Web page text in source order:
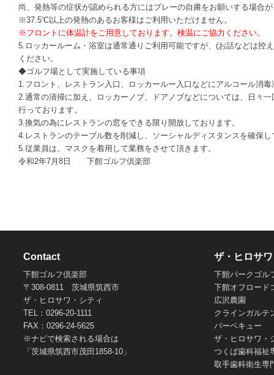
尚、発熱等の症状が認められる方にはプレーの自粛をお願いする場合
※37.5℃以上の発熱のあるお客様はご利用いただけません。
※フロントに体温計をご用意しております。検温にご協力ください。
5.ロッカールーム・浴室は通常通りご利用可能ですが、(お話などは控
ください。
◆ゴルフ場として実施している事項
1.フロント、レストラン入口、ロッカールー入口などにアルコール消
2.通常の清掃に加え、ロッカーノブ、ドアノブなどについては、日々
行っております。
3.換気の為にレストランの窓をできる限り開放しております。
4.レストランのテーブル数を削減し、ソーシャルディスタンスを確保
5.従業員は、マスクを着用して業務をさせて頂きます。
令和2年7月8日 下館ゴルフ倶楽部
Contact
下館ゴルフ倶楽部
〒308-0811 茨城県筑西市
ザ・ヒロサワ・シティ
TEL：0296-20-1111
FAX：0296-24-5625
※ナビで検索される場合は
「茨城県筑西市茂田1858-10」
ザ・ヒロサ
下館パークゴル
下館オフロード
広沢農園
クラインガルテ
バーベキュー
ザ・ヒロサワ・
つくば歯科福祉
取手歯科衛生専